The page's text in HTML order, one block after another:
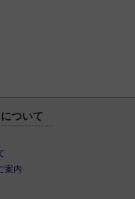
ついて
案内